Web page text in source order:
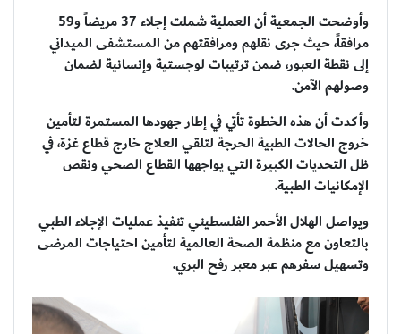
وأوضحت الجمعية أن العملية شملت إجلاء 37 مريضاً و59
مرافقاً، حيث جرى نقلهم ومرافقتهم من المستشفى الميداني
إلى نقطة العبور، ضمن ترتيبات لوجستية وإنسانية لضمان
وصولهم الآمن.
وأكدت أن هذه الخطوة تأتي في إطار جهودها المستمرة لتأمين
خروج الحالات الطبية الحرجة لتلقي العلاج خارج قطاع غزة، في
ظل التحديات الكبيرة التي يواجهها القطاع الصحي ونقص
الإمكانيات الطبية.
ويواصل الهلال الأحمر الفلسطيني تنفيذ عمليات الإجلاء الطبي
بالتعاون مع منظمة الصحة العالمية لتأمين احتياجات المرضى
وتسهيل سفرهم عبر معبر رفح البري.